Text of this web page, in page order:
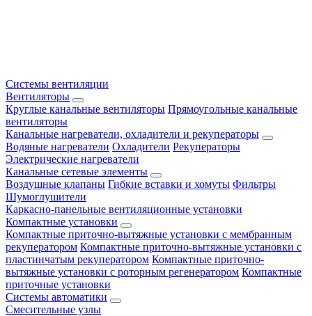
Системы вентиляции
Вентиляторы
Круглые канальные вентиляторы Прямоугольные канальные
вентиляторы
Канальные нагреватели, охладители и рекуператоры
Водяные нагреватели Охладители Рекуператоры
Электрические нагреватели
Канальные сетевые элементы
Воздушные клапаны Гибкие вставки и хомуты Фильтры
Шумоглушители
Каркасно-панельные вентиляционные установки
Компактные установки
Компактные приточно-вытяжные установки с мембранным
рекуператором Компактные приточно-вытяжные установки с
пластинчатым рекуператором Компактные приточно-
вытяжные установки с роторным регенератором Компактные
приточные установки
Системы автоматики
Смесительные узлы